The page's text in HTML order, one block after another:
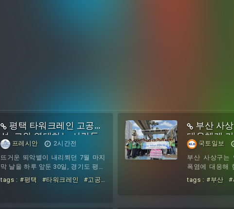
평택 타워크레인 고공농
성, 그와 연대하는 사람들
프레시안
2시간전
뜨거운 뙤악볕이 내리쬐던 7월 마지
막 날을 하루 앞둔 30일, 경기도 평택
의 통복시장 맞은편에 위치한 주상복
합 아파트 공사장 주변에는 승합차
tags : #평택 #타워크레인
#고공
부산 사
대응체계
선제적 안
국토일보
부산 사상구는
폭염에 대응해
동부터 돌봄 취
활밀착형 폭염
tags : #부산 #